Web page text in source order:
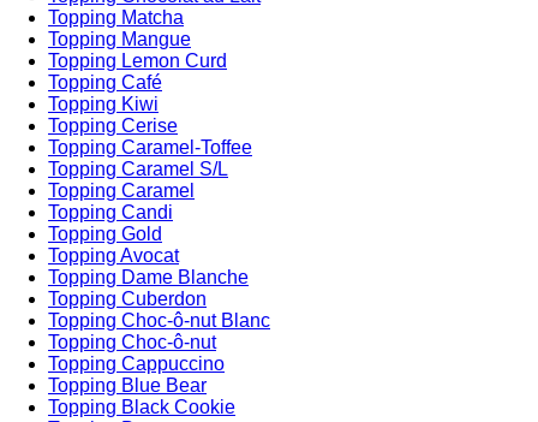
Topping Matcha
Topping Mangue
Topping Lemon Curd
Topping Café
Topping Kiwi
Topping Cerise
Topping Caramel-Toffee
Topping Caramel S/L
Topping Caramel
Topping Candi
Topping Gold
Topping Avocat
Topping Dame Blanche
Topping Cuberdon
Topping Choc-ô-nut Blanc
Topping Choc-ô-nut
Topping Cappuccino
Topping Blue Bear
Topping Black Cookie